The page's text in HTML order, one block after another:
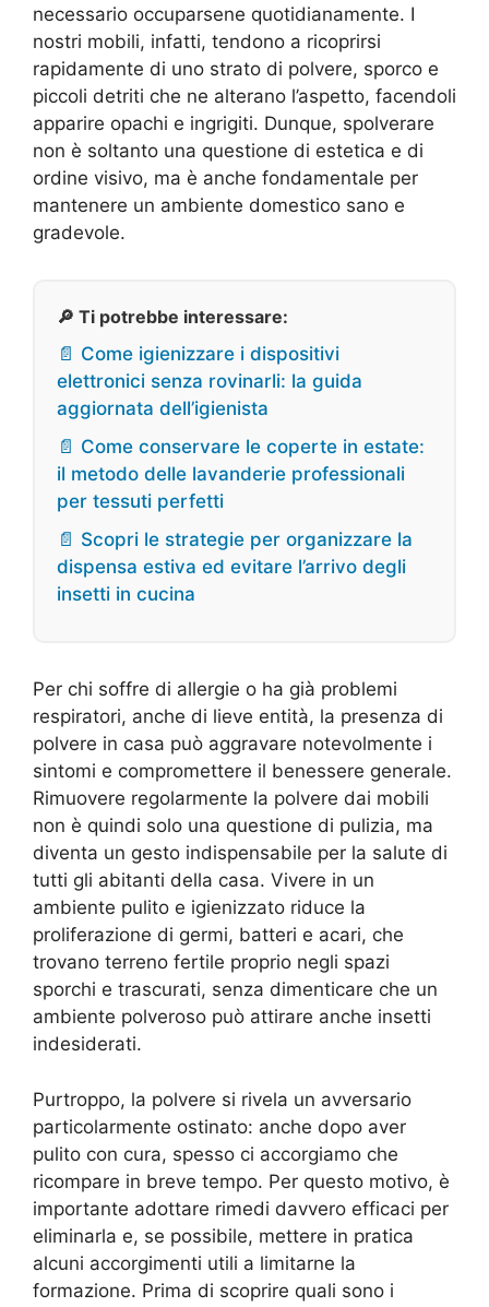
necessario occuparsene quotidianamente. I
nostri mobili, infatti, tendono a ricoprirsi
rapidamente di uno strato di polvere, sporco e
piccoli detriti che ne alterano l’aspetto, facendoli
apparire opachi e ingrigiti. Dunque, spolverare
non è soltanto una questione di estetica e di
ordine visivo, ma è anche fondamentale per
mantenere un ambiente domestico sano e
gradevole.
🔎 Ti potrebbe interessare:
📄 Come igienizzare i dispositivi
elettronici senza rovinarli: la guida
aggiornata dell’igienista
📄 Come conservare le coperte in estate:
il metodo delle lavanderie professionali
per tessuti perfetti
📄 Scopri le strategie per organizzare la
dispensa estiva ed evitare l’arrivo degli
insetti in cucina
Per chi soffre di allergie o ha già problemi
respiratori, anche di lieve entità, la presenza di
polvere in casa può aggravare notevolmente i
sintomi e compromettere il benessere generale.
Rimuovere regolarmente la polvere dai mobili
non è quindi solo una questione di pulizia, ma
diventa un gesto indispensabile per la salute di
tutti gli abitanti della casa. Vivere in un
ambiente pulito e igienizzato riduce la
proliferazione di germi, batteri e acari, che
trovano terreno fertile proprio negli spazi
sporchi e trascurati, senza dimenticare che un
ambiente polveroso può attirare anche insetti
indesiderati.
Purtroppo, la polvere si rivela un avversario
particolarmente ostinato: anche dopo aver
pulito con cura, spesso ci accorgiamo che
ricompare in breve tempo. Per questo motivo, è
importante adottare rimedi davvero efficaci per
eliminarla e, se possibile, mettere in pratica
alcuni accorgimenti utili a limitarne la
formazione. Prima di scoprire quali sono i